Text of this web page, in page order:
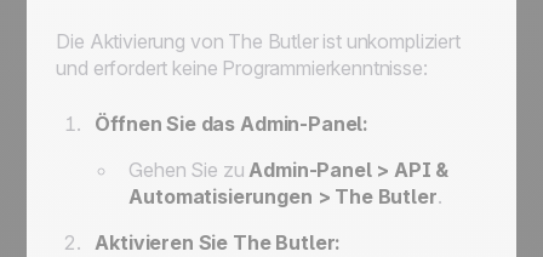
Die Aktivierung von The Butlerist unkompliziert
und erfordert keine Programmierkenntnisse:
Öffnen Sie das Admin-Panel:
Gehen Sie zuAdmin-Panel > API &
Automatisierungen > The Butler.
Aktivieren Sie The Butler: